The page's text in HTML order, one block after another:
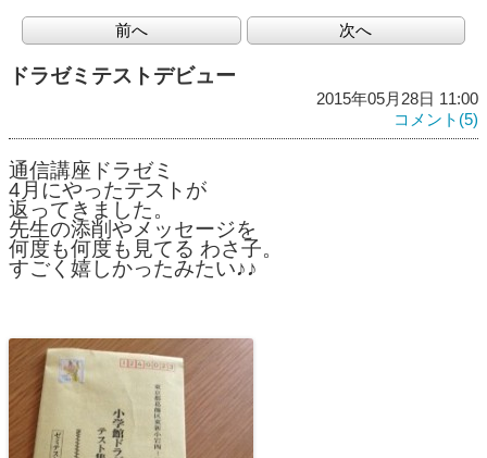
前へ 次へ
ドラゼミテストデビュー
2015年05月28日 11:00
コメント(5)
通信講座ドラゼミ
4月にやったテストが
返ってきました。
先生の添削やメッセージを
何度も何度も見てる わさ子。
すごく嬉しかったみたい♪♪